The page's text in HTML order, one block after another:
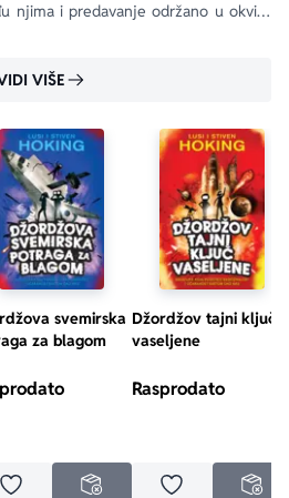
njima i predavanje održano u okviru
VIŠE
svemirska
za blagom
Džordžov tajni ključ
vaseljene
Rasprodato